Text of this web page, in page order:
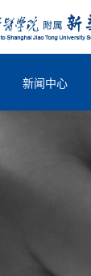
新闻中心